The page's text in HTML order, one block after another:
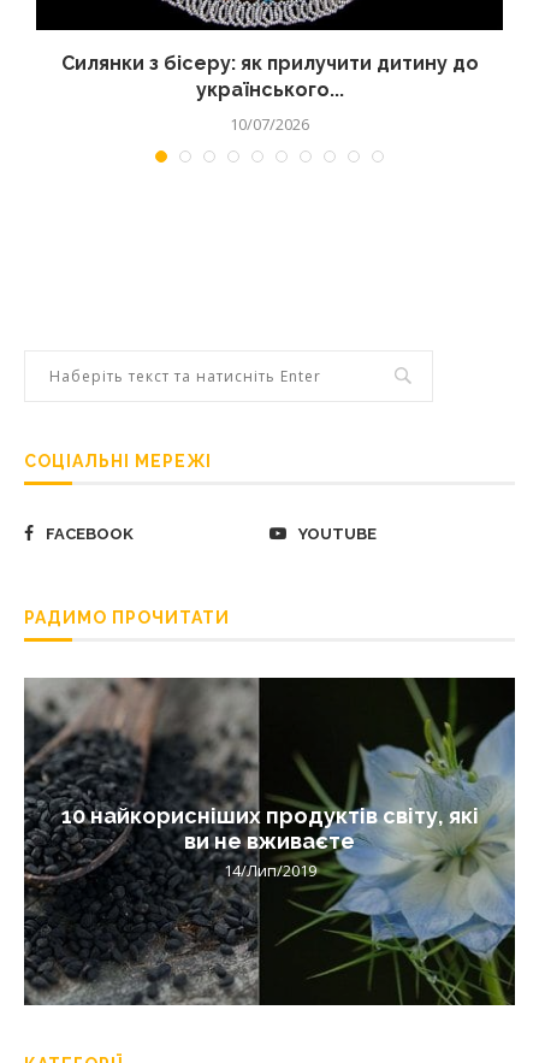
Силянки з бісеру: як прилучити дитину до
українського...
10/07/2026
СОЦІАЛЬНІ МЕРЕЖІ
FACEBOOK YOUTUBE
РАДИМО ПРОЧИТАТИ
10 найкорисніших продуктів світу, які
ви не вживаєте
14/Лип/2019